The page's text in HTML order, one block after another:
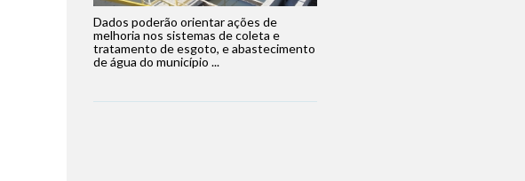
Dados poderão orientar ações de
melhoria nos sistemas de coleta e
tratamento de esgoto, e abastecimento
de água do município ...